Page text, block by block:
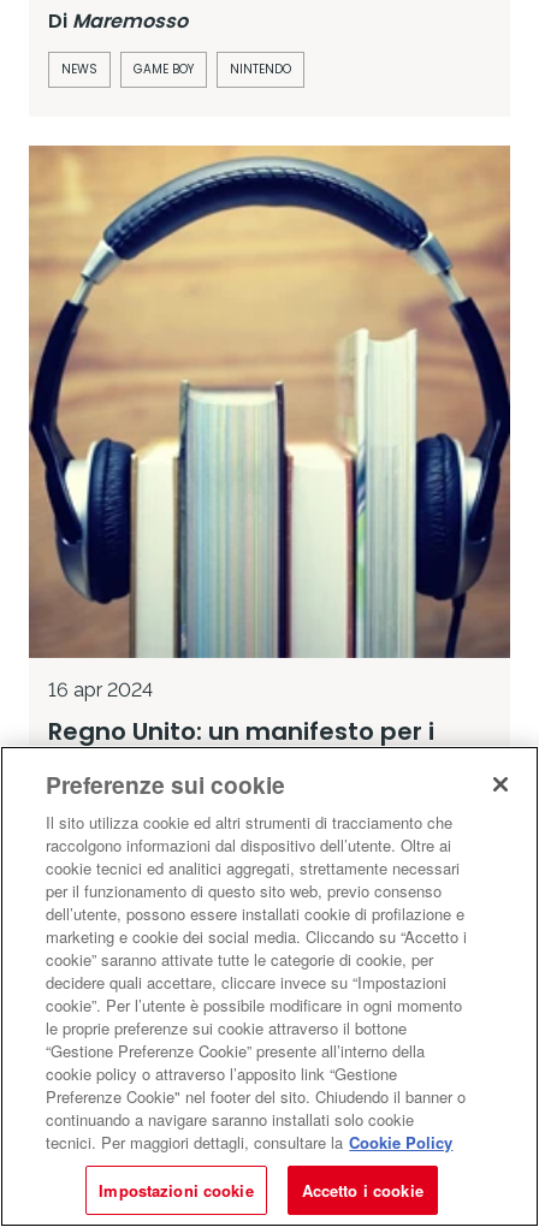
Di Maremosso
NEWS GAME BOY NINTENDO
16 apr 2024
Regno Unito: un manifesto per i
Ecco i 4 punti di AudioUK per sostenere la
crescita di Podcast, Radio e Audiolibri nel
mercato britannico
NEWS La redazione segnala
DiMaremosso
NEWS REGNO UNITO AUDIOLIBRI
Preferenze sui cookie
Il sito utilizza cookie ed altri strumenti di tracciamento che
raccolgono informazioni dal dispositivo dell’utente. Oltre ai
cookie tecnici ed analitici aggregati, strettamente necessari
per il funzionamento di questo sito web, previo consenso
dell’utente, possono essere installati cookie di profilazione e
marketing e cookie dei social media. Cliccando su “Accetto i
cookie” saranno attivate tutte le categorie di cookie, per
decidere quali accettare, cliccare invece su “Impostazioni
cookie”. Per l’utente è possibile modificare in ogni momento
le proprie preferenze sui cookie attraverso il bottone
“Gestione Preferenze Cookie” presente all’interno della
cookie policy o attraverso l’apposito link “Gestione
Preferenze Cookie" nel footer del sito. Chiudendo il banner o
continuando a navigare saranno installati solo cookie
tecnici. Per maggiori dettagli, consultare la Cookie Policy
Impostazioni cookie Accetto i cookie